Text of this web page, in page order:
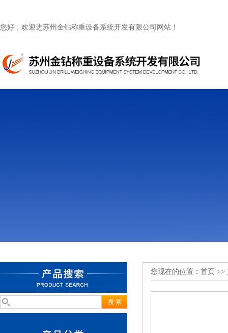
您好，欢迎进苏州金钻称重设备系统开发有限公司网站！
您现在的位置： 首页 >>